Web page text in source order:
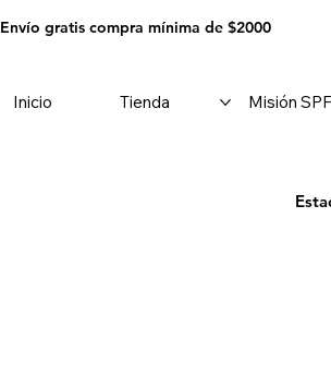
Envío gratis compra mínima de $2000
Inicio Tienda Misión SPF